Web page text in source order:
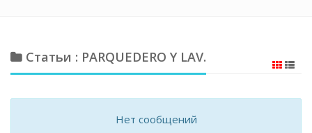
Статьи : PARQUEDERO Y LAV.
Нет сообщений